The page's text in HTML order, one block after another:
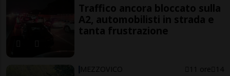
Traffico ancora bloccato sulla
A2, automobilisti in strada e
tanta frustrazione
MEZZOVICO 11 ore 14